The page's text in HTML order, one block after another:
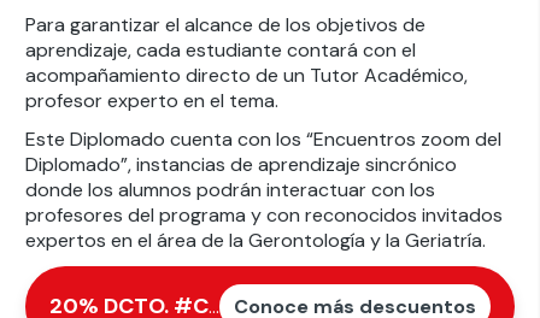
Para garantizar el alcance de los objetivos de
aprendizaje, cada estudiante contará con el
acompañamiento directo de un Tutor Académico,
profesor experto en el tema.
Este Diplomado cuenta con los “Encuentros zoom del
Diplomado”, instancias de aprendizaje sincrónico
donde los alumnos podrán interactuar con los
profesores del programa y con reconocidos invitados
expertos en el área de la Gerontología y la Geriatría.
20% DCTO. #CompromisoPorLaSaludEnChile Conoce más descuentos